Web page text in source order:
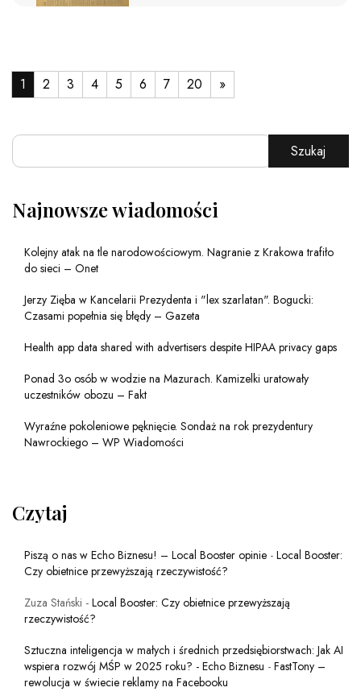
1 2 3 4 5 6 7 20 »
Szukaj
Najnowsze wiadomości
Kolejny atak na tle narodowościowym. Nagranie z Krakowa trafiło
do sieci – Onet
Jerzy Zięba w Kancelarii Prezydenta i "lex szarlatan". Bogucki:
Czasami popełnia się błędy – Gazeta
Health app data shared with advertisers despite HIPAA privacy gaps
Ponad 3o osób w wodzie na Mazurach. Kamizelki uratowały
uczestników obozu – Fakt
Wyraźne pokoleniowe pęknięcie. Sondaż na rok prezydentury
Nawrockiego – WP Wiadomości
Czytaj
Piszą o nas w Echo Biznesu! – Local Booster opinie - Local Booster:
Czy obietnice przewyższają rzeczywistość?
Zuza Stański - Local Booster: Czy obietnice przewyższają
rzeczywistość?
Sztuczna inteligencja w małych i średnich przedsiębiorstwach: Jak AI
wspiera rozwój MŚP w 2025 roku? - Echo Biznesu - FastTony –
rewolucja w świecie reklamy na Facebooku